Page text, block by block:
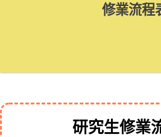
修業流程
研究生修業